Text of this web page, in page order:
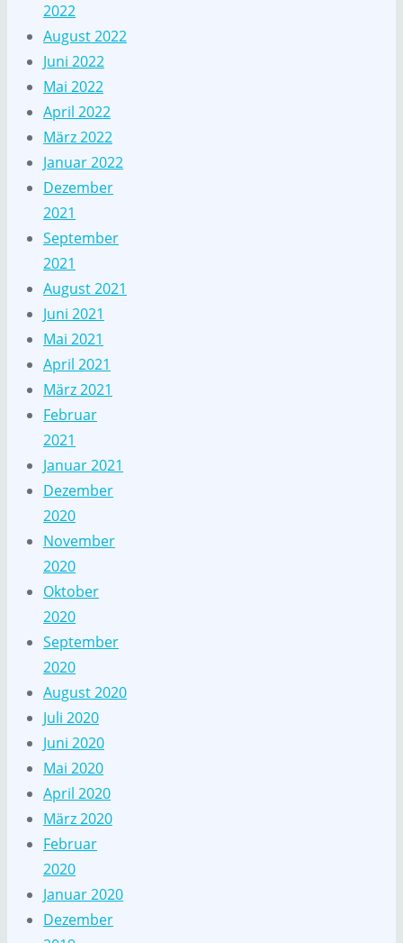
2022
August 2022
Juni 2022
Mai 2022
April 2022
März 2022
Januar 2022
Dezember
2021
September
2021
August 2021
Juni 2021
Mai 2021
April 2021
März 2021
Februar
2021
Januar 2021
Dezember
2020
November
2020
Oktober
2020
September
2020
August 2020
Juli 2020
Juni 2020
Mai 2020
April 2020
März 2020
Februar
2020
Januar 2020
Dezember